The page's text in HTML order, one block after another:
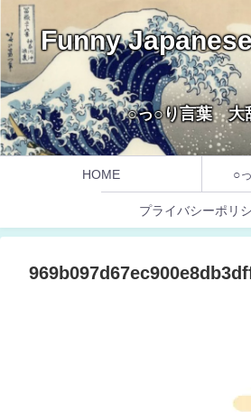
Funny
○っ○り言葉 大
HOME ○
プライバシーポリ